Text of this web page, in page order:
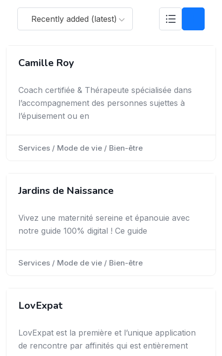
Recently added (latest)
Camille Roy
Coach certifiée & Thérapeute spécialisée dans
l’accompagnement des personnes sujettes à
l’épuisement ou en
Services / Mode de vie / Bien-être
Jardins de Naissance
Vivez une maternité sereine et épanouie avec
notre guide 100% digital ! Ce guide
Services / Mode de vie / Bien-être
LovExpat
LovExpat est la première et l’unique application
de rencontre par affinités qui est entièrement